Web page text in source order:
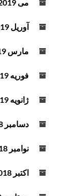
می 2019
آوریل 2019
مارس 2019
فوریه 2019
ژانویه 2019
دسامبر 2018
نوامبر 2018
اکتبر 2018